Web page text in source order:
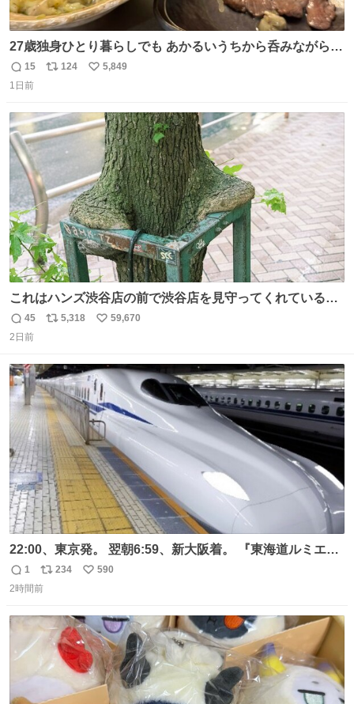
27歳独身ひとり暮らしでも あかるいうちから呑みながらキ
返
信
15
リ
ト
数
124
い
数
5,849
1日前
これはハンズ渋谷店の前で渋谷店を見守ってくれている
「くつろ木」。
返
信
45
リ
ト
数
5,318
い
数
59,670
2日前
22:00、東京発。 翌朝6:59、新大阪着。 『東海道ルミエー
ルエクスプレス』が今夜、初運行！ 岐阜羽島駅で夜を越す
東海道新幹線。寝台列車じゃないのに、朝まで新幹線とい
エクスプレス
返
信
1
リ
ポ
ト
数
234
い
数
590
2時間前